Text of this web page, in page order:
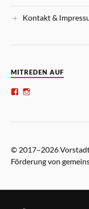
Kontakt &
MITREDEN AUF
© 2017–2026
Förderung von